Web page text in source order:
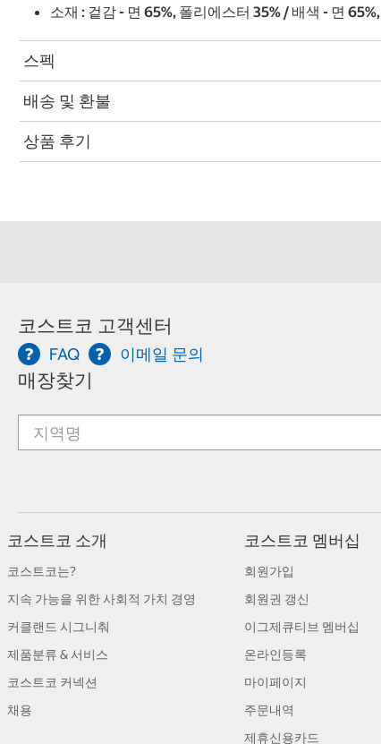
소재 : 겉감 - 면 65%, 폴리에스터 35% / 배색 - 면
스펙
배송 및 환불
상품 후기
코스트코 고객센터
FAQ 이메일 문의
매장찾기
코스트코 소개
코스트코는?
지속 가능을 위한 사회적 가치 경영
커클랜드 시그니춰
제품분류 & 서비스
코스트코 커넥션
채용
코스트코 멤버십
회원가입
회원권 갱신
이그제큐티브 멤버십
온라인등록
마이페이지
주문내역
제휴신용카드